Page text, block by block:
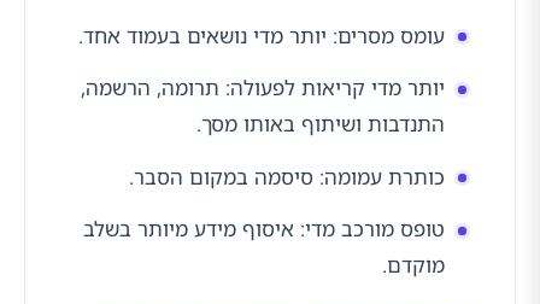
עומס מסרים: יותר מדי נושאים בעמוד אחד.
יותר מדי קריאות לפעולה: תרומה, הרשמה,
התנדבות ושיתוף באותו מסך.
כותרת עמומה: סיסמה במקום הסבר.
טופס מורכב מדי: איסוף מידע מיותר בשלב
מוקדם.